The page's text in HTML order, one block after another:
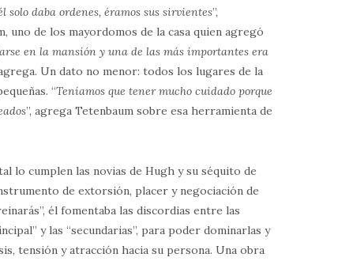
solo daba ordenes, éramos sus sirvientes”,
uno de los mayordomos de la casa quien agregó
en la mansión y una de las más importantes era
Un dato no menor: todos los lugares de la
“Teníamos que tener mucho cuidado porque
”, agrega Tetenbaum sobre esa herramienta de
lo cumplen las novias de Hugh y su séquito de
de extorsión, placer y negociación de
él fomentaba las discordias entre las
y las “secundarias”, para poder dominarlas y
tensión y atracción hacia su persona. Una obra